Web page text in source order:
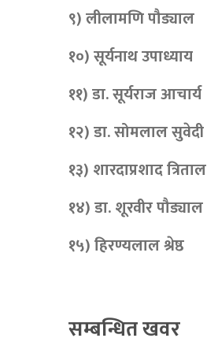
९) लीलामणि पौड्याल
१०) सूर्यनाथ उपाध्याय
११) डा. सूर्यराज आचार्य
१२) डा. सोमलाल सुवेदी
१३) शारदाप्रशाद त्रिताल
१४) डा. शूरवीर पौड्याल
१५) हिरण्यलाल श्रेष्ठ
सम्बन्धित खवर